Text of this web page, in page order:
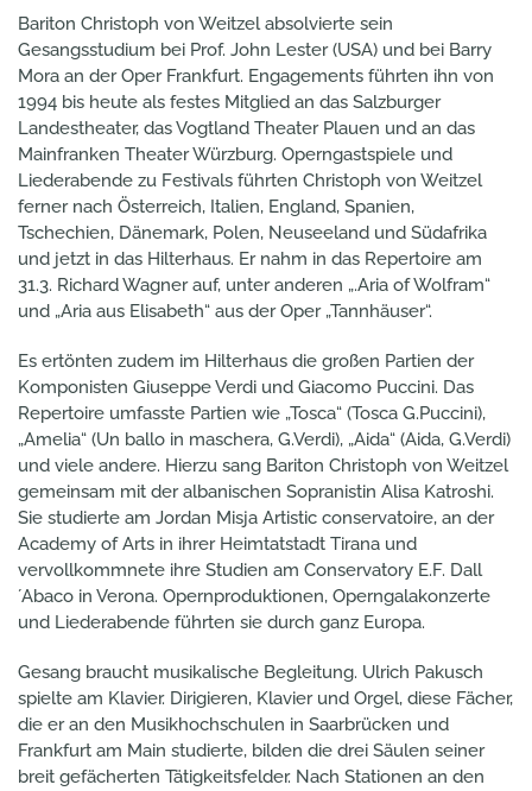
Bariton Christoph von Weitzel absolvierte sein
Gesangsstudium bei Prof. John Lester (USA) und bei Barry
Mora an der Oper Frankfurt. Engagements führten ihn von
1994 bis heute als festes Mitglied an das Salzburger
Landestheater, das Vogtland Theater Plauen und an das
Mainfranken Theater Würzburg. Operngastspiele und
Liederabende zu Festivals führten Christoph von Weitzel
ferner nach Österreich, Italien, England, Spanien,
Tschechien, Dänemark, Polen, Neuseeland und Südafrika
und jetzt in das Hilterhaus. Er nahm in das Repertoire am
31.3. Richard Wagner auf, unter anderen „.Aria of Wolfram“
und „Aria aus Elisabeth“ aus der Oper „Tannhäuser“.
Es ertönten zudem im Hilterhaus die großen Partien der
Komponisten Giuseppe Verdi und Giacomo Puccini. Das
Repertoire umfasste Partien wie „Tosca“ (Tosca G.Puccini),
„Amelia“ (Un ballo in maschera, G.Verdi), „Aida“ (Aida, G.Verdi)
und viele andere. Hierzu sang Bariton Christoph von Weitzel
gemeinsam mit der albanischen Sopranistin Alisa Katroshi.
Sie studierte am Jordan Misja Artistic conservatoire, an der
Academy of Arts in ihrer Heimtatstadt Tirana und
vervollkommnete ihre Studien am Conservatory E.F. Dall
´Abaco in Verona. Opernproduktionen, Operngalakonzerte
und Liederabende führten sie durch ganz Europa.
Gesang braucht musikalische Begleitung. Ulrich Pakusch
spielte am Klavier. Dirigieren, Klavier und Orgel, diese Fächer,
die er an den Musikhochschulen in Saarbrücken und
Frankfurt am Main studierte, bilden die drei Säulen seiner
breit gefächerten Tätigkeitsfelder. Nach Stationen an den